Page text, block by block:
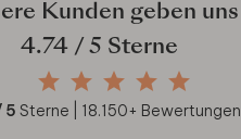
Kunden geben uns
4.74/ 5 Sterne
5 Sterne | 18.150+ Bewertungen